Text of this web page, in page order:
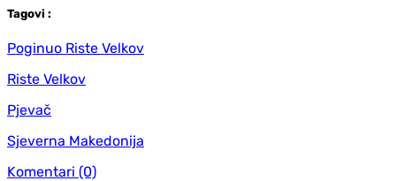
Tagovi :
Poginuo Riste Velkov
Riste Velkov
Pjevač
Sjeverna Makedonija
Komentari (0)